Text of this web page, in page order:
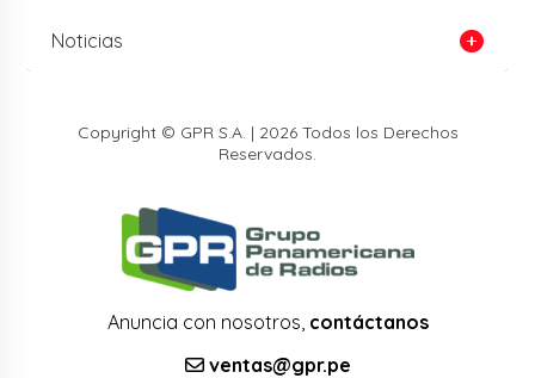
Noticias
Copyright © GPR S.A. | 2026 Todos los Derechos
Reservados.
Anuncia con nosotros, contáctanos
ventas@gpr.pe